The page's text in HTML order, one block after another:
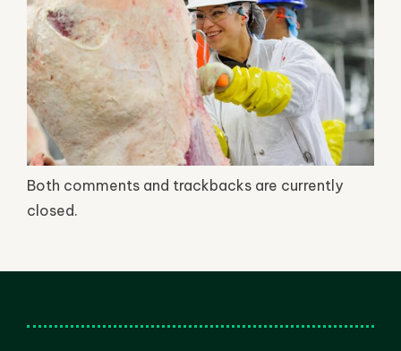
Both comments and trackbacks are currently
closed.